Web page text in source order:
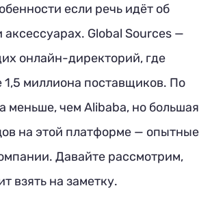
если речь идёт об
аксессуарах. Global Sources —
онлайн-директорий, где
1,5 миллиона поставщиков. По
меньше, чем Alibaba, но большая
на этой платформе — опытные
Давайте рассмотрим,
взять на заметку.